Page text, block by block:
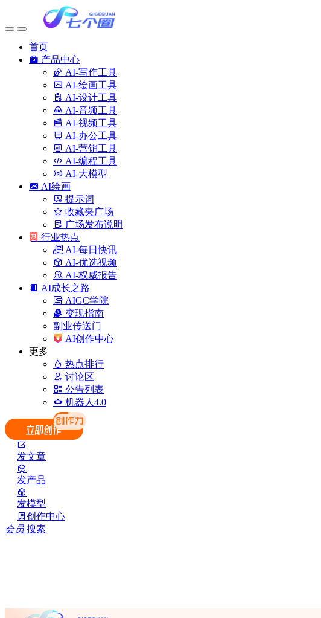
首页
产品中心
AI-写作工具
AI-绘画工具
AI-设计工具
AI-音频工具
AI-视频工具
AI-办公工具
AI-营销工具
AI-编程工具
AI-大模型
AI绘画
提示词
收藏夹广场
广场发布说明
行业热点
AI-每日快讯
AI-优选视频
AI-权威报告
AI成长之路
AIGC学院
变现指南
副业传送门
AI创作中心
更多
热点排行
讨论区
公告列表
机器人4.0
发文章
发产品
发模型
创作中心
会员 搜索